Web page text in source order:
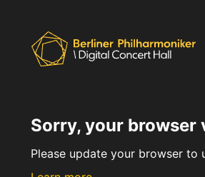
Sorry, your browser
Please update your browser to